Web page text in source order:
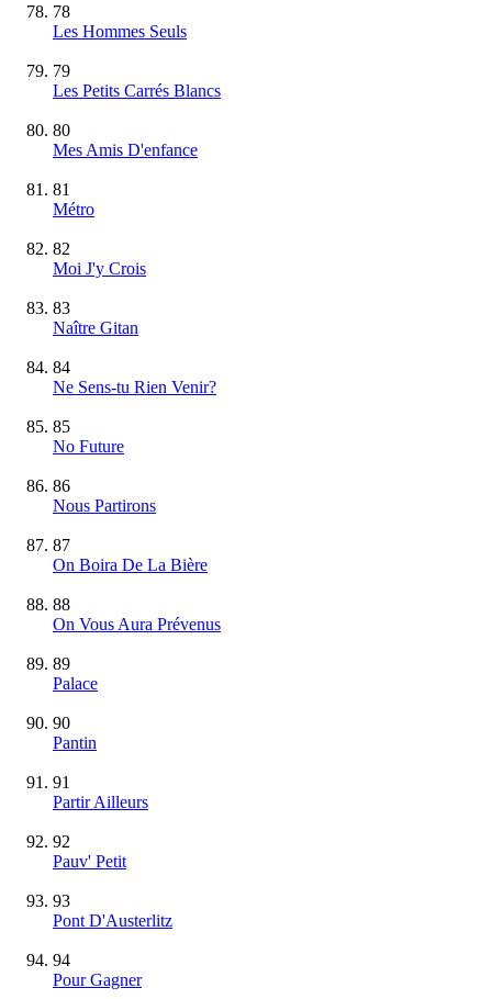
78
Les Hommes Seuls
79
Les Petits Carrés Blancs
80
Mes Amis D'enfance
81
Métro
82
Moi J'y Crois
83
Naître Gitan
84
Ne Sens-tu Rien Venir?
85
No Future
86
Nous Partirons
87
On Boira De La Bière
88
On Vous Aura Prévenus
89
Palace
90
Pantin
91
Partir Ailleurs
92
Pauv' Petit
93
Pont D'Austerlitz
94
Pour Gagner